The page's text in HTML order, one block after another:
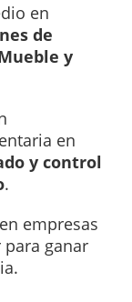
en
de
y
en
y control
.
empresas
ganar